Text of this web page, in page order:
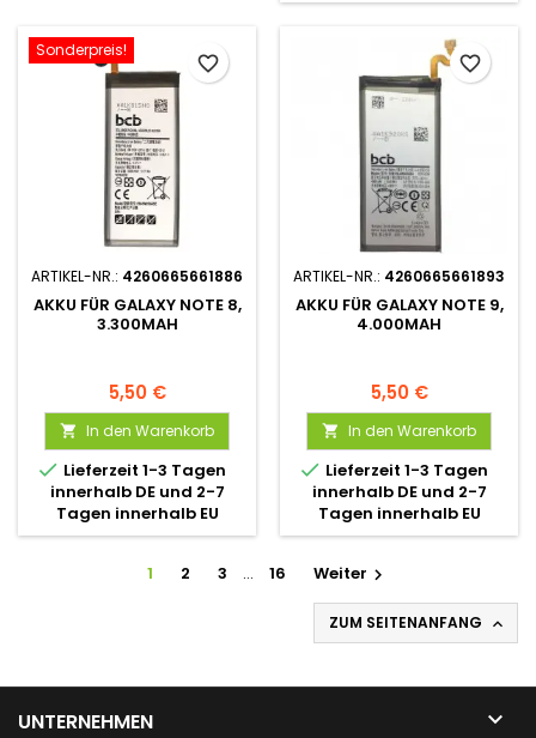
Sonderpreis!
ARTIKEL-NR.: 4260665661886
AKKU FÜR GALAXY NOTE 8,
3.300MAH
5,50 €
 In den Warenkorb
 Lieferzeit 1-3 Tagen
innerhalb DE und 2-7
Tagen innerhalb EU
favorite_border
ARTIKEL-NR.: 4260665661893
AKKU FÜR GALAXY NOTE 9,
4.000MAH
5,50 €
 In den Warenkorb
 Lieferzeit 1-3 Tagen
innerhalb DE und 2-7
Tagen innerhalb EU
favorite_border
1 2 3 … 16 Weiter 
ZUM SEITENANFANG 
UNTERNEHMEN 